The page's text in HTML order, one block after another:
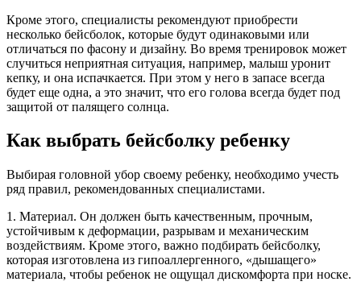
Кроме этого, специалисты рекомендуют приобрести
несколько бейсболок, которые будут одинаковыми или
отличаться по фасону и дизайну. Во время тренировок может
случиться неприятная ситуация, например, малыш уронит
кепку, и она испачкается. При этом у него в запасе всегда
будет еще одна, а это значит, что его голова всегда будет под
защитой от палящего солнца.
Как выбрать бейсболку ребенку
Выбирая головной убор своему ребенку, необходимо учесть
ряд правил, рекомендованных специалистами.
1. Материал. Он должен быть качественным, прочным,
устойчивым к деформации, разрывам и механическим
воздействиям. Кроме этого, важно подбирать бейсболку,
которая изготовлена из гипоаллергенного, «дышащего»
материала, чтобы ребенок не ощущал дискомфорта при носке.